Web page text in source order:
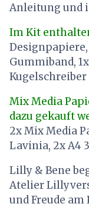
Anleitung und
Im Kit
Designpapiere,
Gummiband,
Mix Media
dazu gekauft
2x Mix Media
Lavinia, 2x A4
Lilly & Bene
Atelier
und Freude